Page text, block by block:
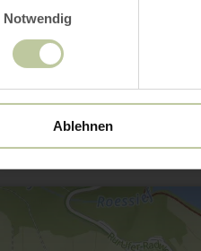
Notwendig
Ablehnen